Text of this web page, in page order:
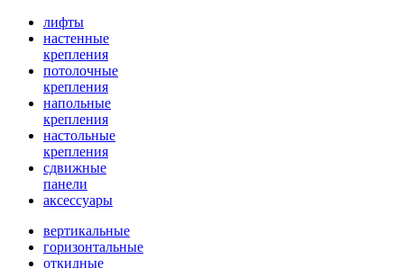
лифты
настенные
крепления
потолочные
крепления
напольные
крепления
настольные
крепления
сдвижные
панели
аксессуары
вертикальные
горизонтальные
откидные